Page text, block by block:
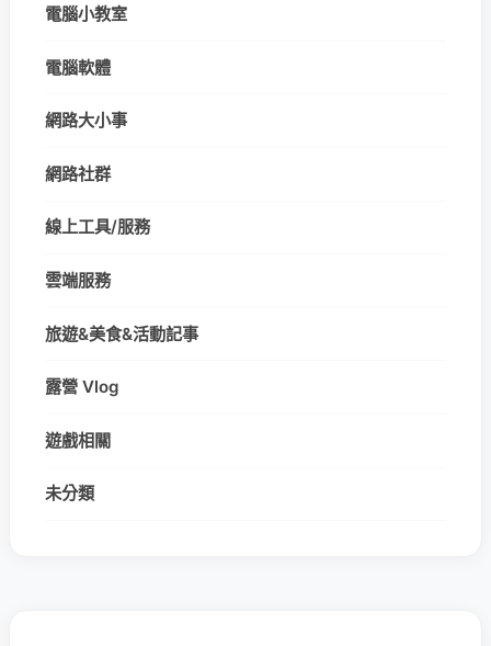
電腦小教室
電腦軟體
網路大小事
網路社群
線上工具/服務
雲端服務
旅遊&美食&活動記事
露營 Vlog
遊戲相關
未分類